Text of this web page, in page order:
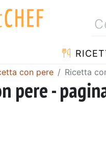
con pere Ricetta
pere -